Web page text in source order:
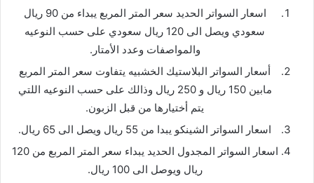
اسعار السواتر الحديد سعر المتر المربع يبداء من 90 ريال
سعودي ويصل الى 120 ريال سعودي على حسب النوعيه
والمواصفات وعدد الأمتار.
أسعار السواتر البلاستيك الخشبيه يتفاوت سعر المتر المربع
مابين 150 ريال و 250 ريال وذالك على حسب النوعيه اللتي
يتم أختيارها من قبل الزبون.
اسعار السواتر الشينكو يبدا من 55 ريال ويصل الى 65 ريال.
اسعار السواتر المجدول الحديد يبداء سعر المتر المربع من 120
ريال ويوصل الى 100 ريال.